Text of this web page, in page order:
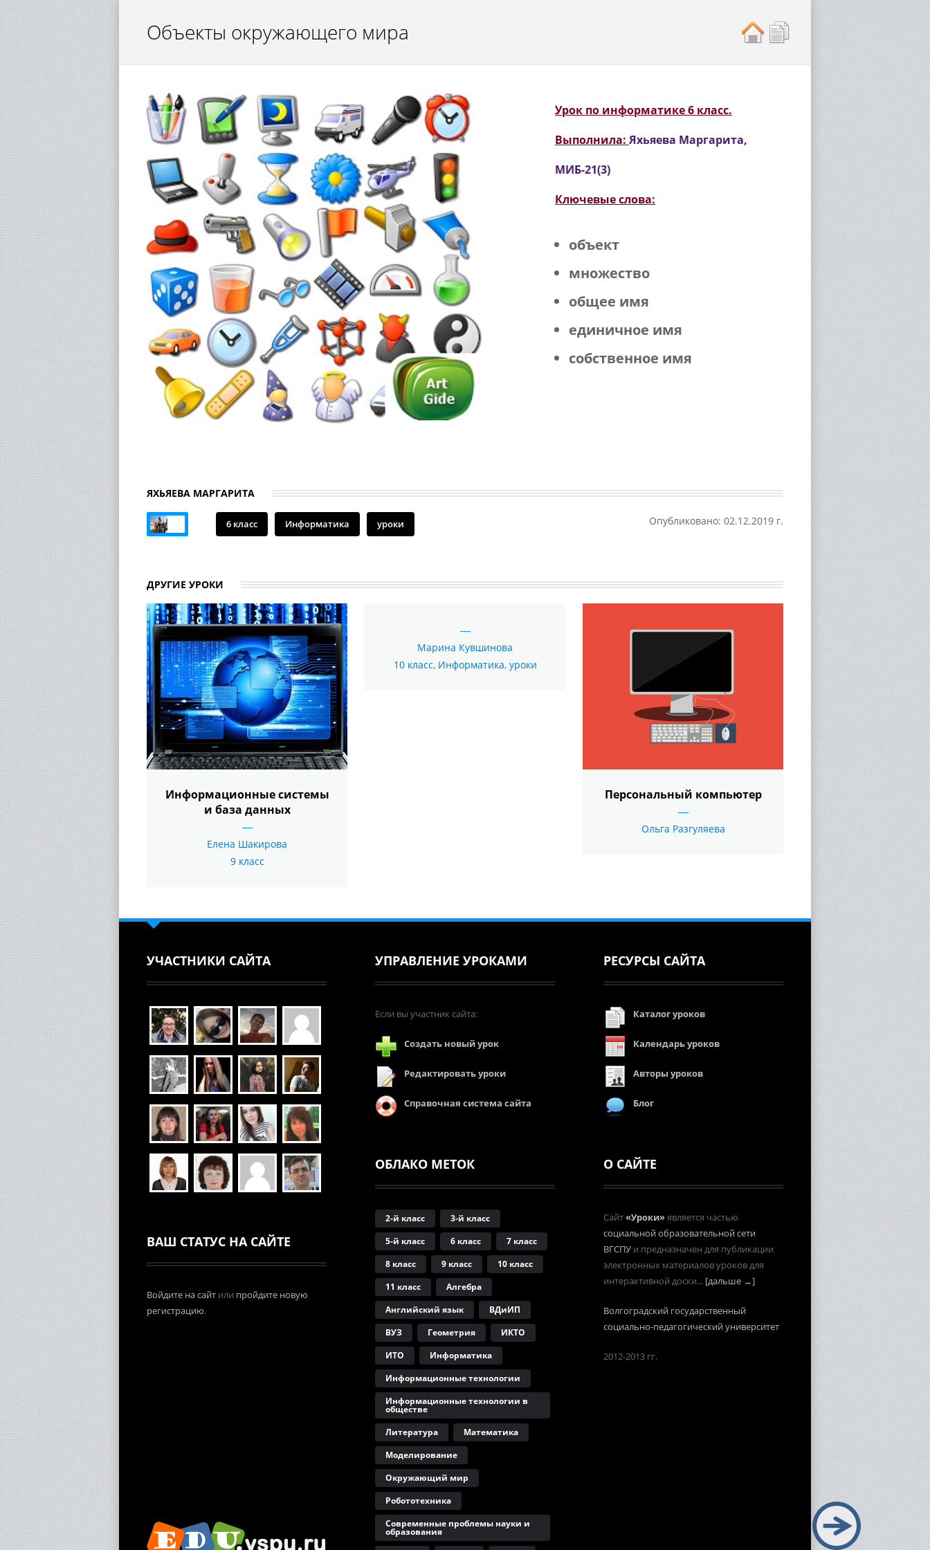
Объекты окружающего мира
Урок по информатике 6 класс.
Выполнила: Яхьяева Маргарита,
МИБ-21(3)
Ключевые слова:
объект
множество
общее имя
единичное имя
собственное имя
ЯХЬЯЕВА МАРГАРИТА
6 класс Информатика уроки Опубликовано: 02.12.2019 г.
ДРУГИЕ УРОКИ
Информационные системы
и база данных
Елена Шакирова
9 класс
Марина Кувшинова
10 класс, Информатика, уроки
Персональный компьютер
Ольга Разгуляева
УЧАСТНИКИ САЙТА
ВАШ СТАТУС НА САЙТЕ
Войдите на сайт или пройдите новую
регистрацию.
УПРАВЛЕНИЕ УРОКАМИ
Если вы участник сайта:
Создать новый урок
Редактировать уроки
Справочная система сайта
ОБЛАКО МЕТОК
2-й класс
3-й класс
5-й класс
6 класс
7 класс
8 класс
9 класс
10 класс
11 класс
Алгебра
Английский язык
ВДиИП
ВУЗ
Геометрия
ИКТО
ИТО
Информатика
Информационные технологии
Информационные технологии в
обществе
Литература
Математика
Моделирование
Окружающий мир
Робототехника
Современные проблемы науки и
образования
РЕСУРСЫ САЙТА
Каталог уроков
Календарь уроков
Авторы уроков
Блог
О САЙТЕ
Сайт«Уроки»является частью
социальной образовательной сети
ВГСПУ и предназначен для публикации
электронных материалов уроков для
интерактивной доски... [дальше →]
Волгоградский государственный
социально-педагогический университет
2012-2013 гг.